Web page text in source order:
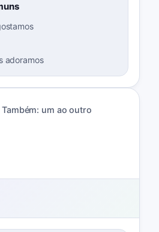
adoramos
Também: um ao outro